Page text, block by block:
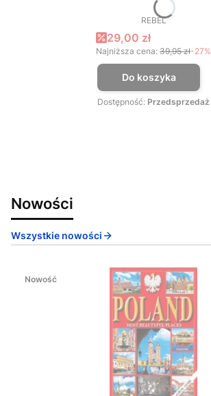
PRODUCENT
REBEL
Cena promocyjna
29,00 zł
Najniższa cena: 39,95 zł-27%
Do koszyka
Dostępność: Przedsprzedaż
Nowości
Wszystkie nowości
Nowość